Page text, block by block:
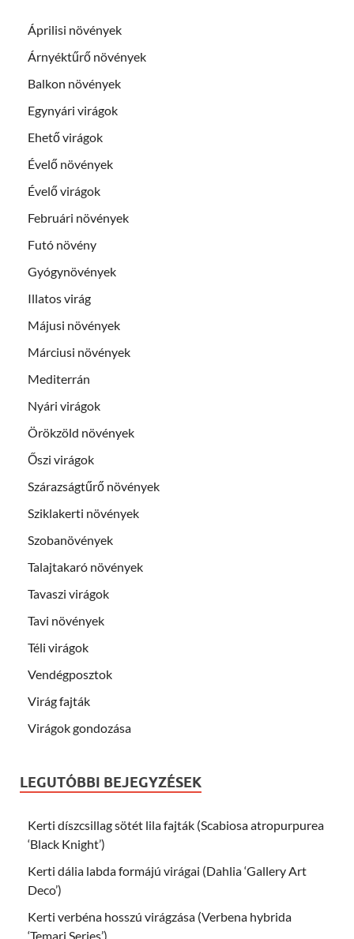
Áprilisi növények
Árnyéktűrő növények
Balkon növények
Egynyári virágok
Ehető virágok
Évelő növények
Évelő virágok
Februári növények
Futó növény
Gyógynövények
Illatos virág
Májusi növények
Márciusi növények
Mediterrán
Nyári virágok
Örökzöld növények
Őszi virágok
Szárazságtűrő növények
Sziklakerti növények
Szobanövények
Talajtakaró növények
Tavaszi virágok
Tavi növények
Téli virágok
Vendégposztok
Virág fajták
Virágok gondozása
LEGUTÓBBI BEJEGYZÉSEK
Kerti díszcsillag sötét lila fajták (Scabiosa atropurpurea
‘Black Knight’)
Kerti dália labda formájú virágai (Dahlia ‘Gallery Art
Deco’)
Kerti verbéna hosszú virágzása (Verbena hybrida
‘Temari Series’)